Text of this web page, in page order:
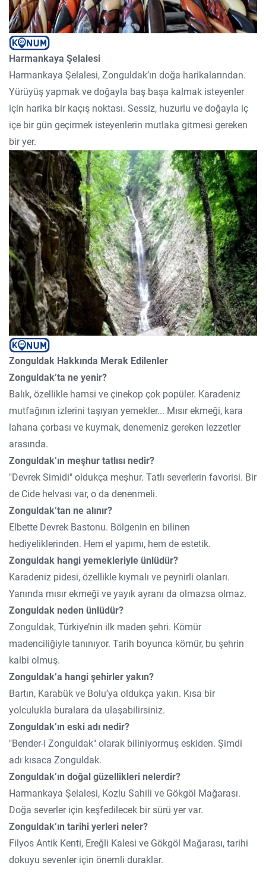
Harmankaya Şelalesi
Harmankaya Şelalesi, Zonguldak’ın doğa harikalarından.
Yürüyüş yapmak ve doğayla baş başa kalmak isteyenler
için harika bir kaçış noktası. Sessiz, huzurlu ve doğayla iç
içe bir gün geçirmek isteyenlerin mutlaka gitmesi gereken
bir yer.
Zonguldak Hakkında Merak Edilenler
Zonguldak’ta ne yenir?
Balık, özellikle hamsi ve çinekop çok popüler. Karadeniz
mutfağının izlerini taşıyan yemekler... Mısır ekmeği, kara
lahana çorbası ve kuymak, denemeniz gereken lezzetler
arasında.
Zonguldak’ın meşhur tatlısı nedir?
"Devrek Simidi" oldukça meşhur. Tatlı severlerin favorisi. Bir
de Cide helvası var, o da denenmeli.
Zonguldak’tan ne alınır?
Elbette Devrek Bastonu. Bölgenin en bilinen
hediyeliklerinden. Hem el yapımı, hem de estetik.
Zonguldak hangi yemekleriyle ünlüdür?
Karadeniz pidesi, özellikle kıymalı ve peynirli olanları.
Yanında mısır ekmeği ve yayık ayranı da olmazsa olmaz.
Zonguldak neden ünlüdür?
Zonguldak, Türkiye’nin ilk maden şehri. Kömür
madenciliğiyle tanınıyor. Tarih boyunca kömür, bu şehrin
kalbi olmuş.
Zonguldak’a hangi şehirler yakın?
Bartın, Karabük ve Bolu’ya oldukça yakın. Kısa bir
yolculukla buralara da ulaşabilirsiniz.
Zonguldak’ın eski adı nedir?
"Bender-i Zonguldak" olarak biliniyormuş eskiden. Şimdi
adı kısaca Zonguldak.
Zonguldak’ın doğal güzellikleri nelerdir?
Harmankaya Şelalesi, Kozlu Sahili ve Gökgöl Mağarası.
Doğa severler için keşfedilecek bir sürü yer var.
Zonguldak’ın tarihi yerleri neler?
Filyos Antik Kenti, Ereğli Kalesi ve Gökgöl Mağarası, tarihi
dokuyu sevenler için önemli duraklar.